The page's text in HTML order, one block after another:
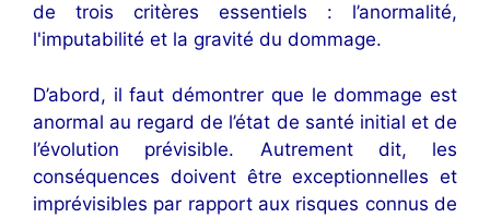
de trois critères essentiels : l’anormalité,
l'imputabilité et la gravité du dommage.
D’abord, il faut démontrer que le dommage est
anormal au regard de l’état de santé initial et de
l’évolution prévisible. Autrement dit, les
conséquences doivent être exceptionnelles et
imprévisibles par rapport aux risques connus de